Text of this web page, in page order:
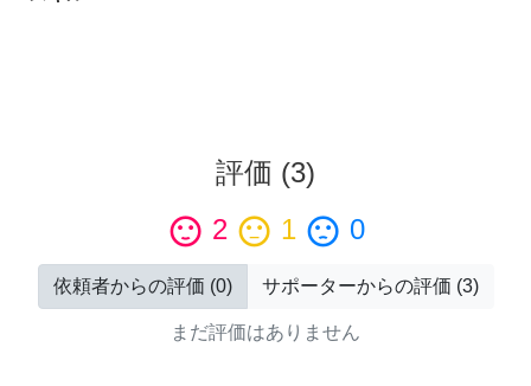
評価 (3)
sentiment_satisfied 2 sentiment_neutral 1 sentiment_dissatisfied 0
依頼者からの評価 (0) サポーターからの評価 (3)
まだ評価はありません